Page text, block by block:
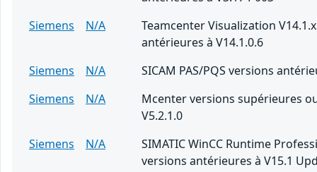
Siemens
N/A
Teamcenter Visualization V14.1.x
antérieures à V14.1.0.6
Siemens
N/A
SICAM PAS/PQS versions
Siemens
N/A
Mcenter versions supérieures
V5.2.1.0
Siemens
N/A
SIMATIC WinCC Runtime
versions antérieures à V15.1